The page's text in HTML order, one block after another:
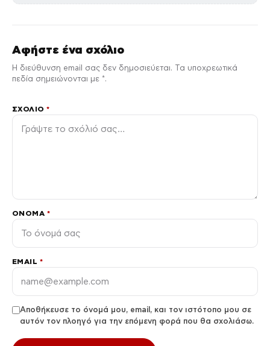
Αφήστε ένα σχόλιο
Η διεύθυνση email σας δεν δημοσιεύεται. Τα υποχρεωτικά
πεδία σημειώνονται με *.
ΣΧΌΛΙΟ*
ΌΝΟΜΑ *
EMAIL *
Αποθήκευσε το όνομά μου, email, και τον ιστότοπο μου σε
αυτόν τον πλοηγό για την επόμενη φορά που θα σχολιάσω.